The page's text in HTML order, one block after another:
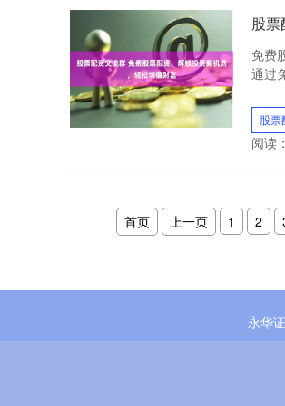
股
免费
通过
股票
阅读：
首页 上一页 1 2
永华